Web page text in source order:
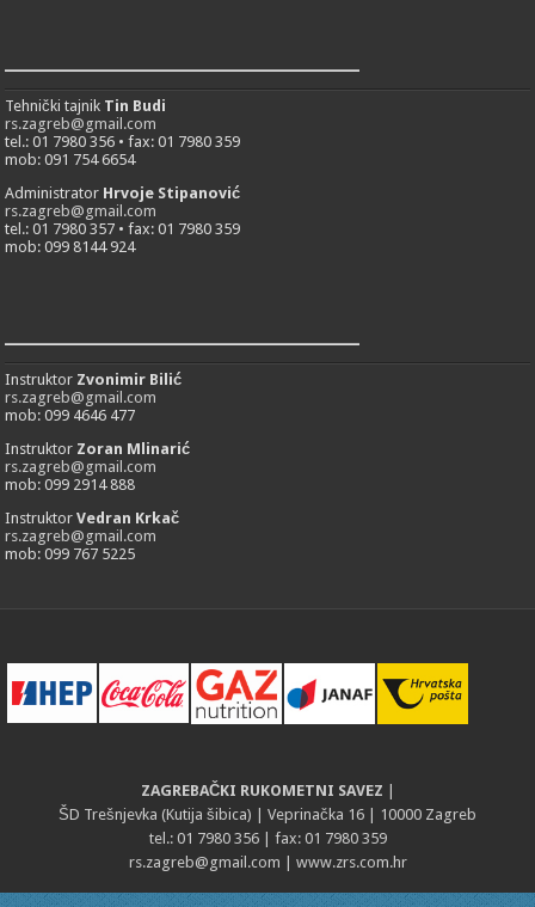
___________________________
Tehnički tajnik Tin Budi
rs.zagreb@gmail.com
tel.: 01 7980 356 • fax: 01 7980 359
mob: 091 754 6654
Administrator Hrvoje Stipanović
rs.zagreb@gmail.com
tel.: 01 7980 357 • fax: 01 7980 359
mob: 099 8144 924
___________________________
Instruktor Zvonimir Bilić
rs.zagreb@gmail.com
mob: 099 4646 477
Instruktor Zoran Mlinarić
rs.zagreb@gmail.com
mob: 099 2914 888
InstruktorVedran Krkač
rs.zagreb@gmail.com
mob: 099 767 5225
ZAGREBAČKI RUKOMETNI SAVEZ
ŠD Trešnjevka (Kutija šibica) | Veprinačka 16 | 10000 Zagreb
tel.: 01 7980 356 | fax: 01 7980 359
rs.zagreb@gmail.com | www.zrs.com.hr